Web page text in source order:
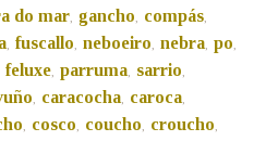
do mar, gancho, compás,
, fuscallo, neboeiro, nebra, po,
feluxe, parruma, sarrio,
, caracocha, caroca,
, cosco, coucho, croucho,